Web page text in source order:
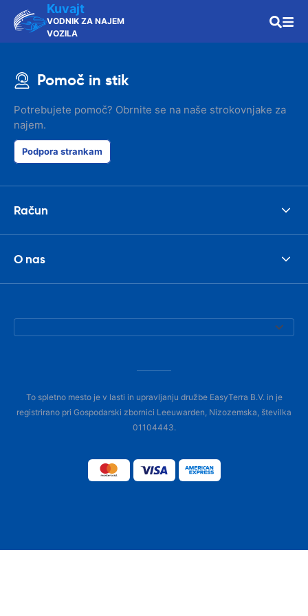
Kuvajt
VODNIK ZA NAJEM
VOZILA
Pomoč in stik
Potrebujete pomoč? Obrnite se na naše strokovnjake za
najem.
Podpora strankam
Račun
O nas
To spletno mesto je v lasti in upravljanju družbe EasyTerra B.V. in je
registrirano pri Gospodarski zbornici Leeuwarden, Nizozemska, številka
01104443.